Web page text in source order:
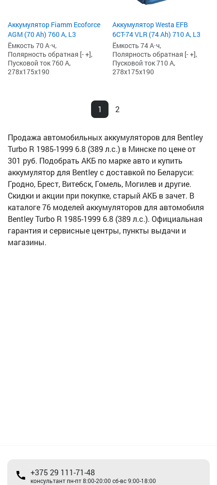
Аккумулятор Fiamm Ecoforce
AGM (70 Ah) 760 А, L3
Ёмкость 70 А·ч,
Полярность обратная [- +],
Пусковой ток 760 А,
278x175x190
Аккумулятор Westa EFB
6СТ-74 VLR (74 Ah) 710 А, L3
Ёмкость 74 А·ч,
Полярность обратная [- +],
Пусковой ток 710 А,
278x175x190
1 2
Продажа автомобильных аккумуляторов для Bentley
Turbo R 1985-1999 6.8 (389 л.с.) в Минске по цене от
301 руб. Подобрать АКБ по марке авто и купить
аккумулятор для Bentley с доставкой по Беларуси:
Гродно, Брест, Витебск, Гомель, Могилев и другие.
Скидки и акции при покупке, старый АКБ в зачет. В
каталоге 76 моделей аккумуляторов для автомобиля
Bentley Turbo R 1985-1999 6.8 (389 л.с.). Официальная
гарантия и сервисные центры, пункты выдачи и
магазины.
+375 29 111-71-48
консультант пн-пт 8:00-20:00 сб-вс 9:00-18:00